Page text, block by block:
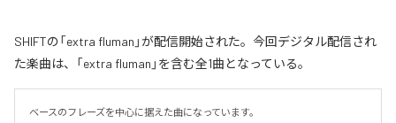
SHIFTの「extra fluman」が配信開始された。今回デジタル配信され
た楽曲は、「extra fluman」を含む全1曲となっている。
ベースのフレーズを中心に据えた曲になっています。